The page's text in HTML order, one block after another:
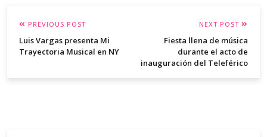
PREVIOUS POST
Luis Vargas presenta Mi
Trayectoria Musical en NY
NEXT POST
Fiesta llena de música
durante el acto de
inauguración del Teleférico